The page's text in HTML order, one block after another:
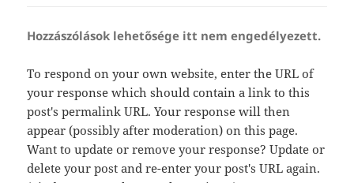
Hozzászólások lehetősége itt nem engedélyezett.
To respond on your own website, enter the URL of
your response which should contain a link to this
post's permalink URL. Your response will then
appear (possibly after moderation) on this page.
Want to update or remove your response? Update or
delete your post and re-enter your post's URL again.